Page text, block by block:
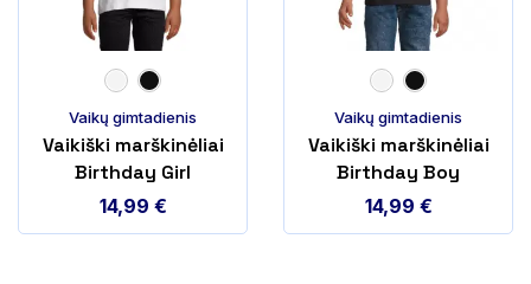
Vaikų gimtadienis
Vaikiški marškinėliai
Birthday Girl
14,99 €
Vaikų gimtadienis
Vaikiški marškinėliai
Birthday Boy
14,99 €